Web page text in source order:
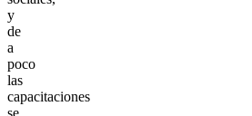
y
de
a
poco
las
capacitaciones